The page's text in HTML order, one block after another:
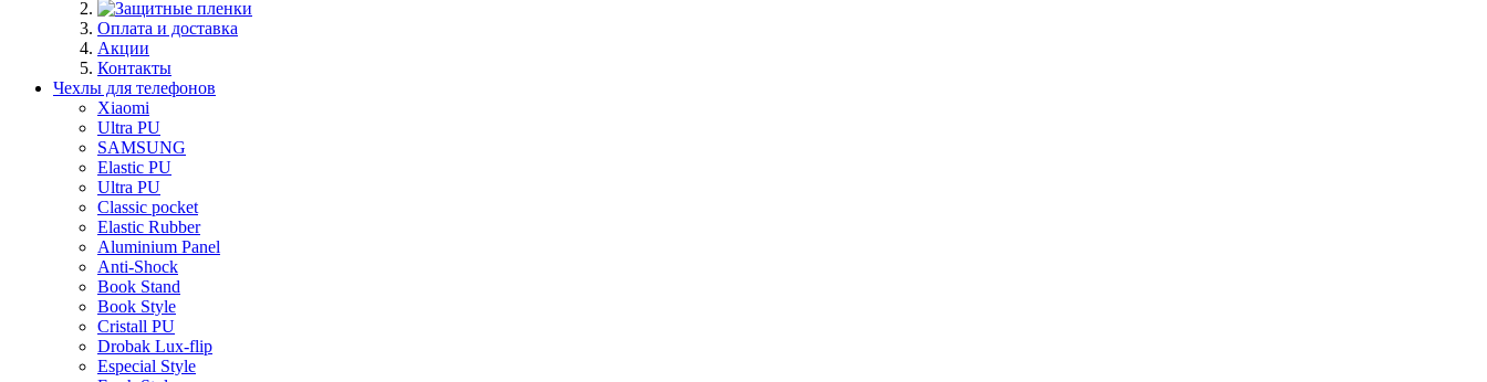
Оплата и доставка
Акции
Контакты
Чехлы для телефонов
Xiaomi
Ultra PU
SAMSUNG
Elastic PU
Ultra PU
Classic pocket
Elastic Rubber
Aluminium Panel
Anti-Shock
Book Stand
Book Style
Cristall PU
Drobak Lux-flip
Especial Style